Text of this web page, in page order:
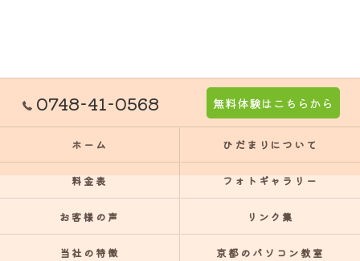
0748-41-0568 無料体験はこちらから
ホーム ひだまりについて
料金表 フォトギャラリー
お客様の声 リンク集
当社の特徴 京都のパソコン教室